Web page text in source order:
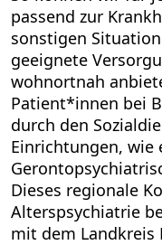
passend zur
sonstigen
geeignete
wohnortnah
Patient*innen bei
durch den
Einrichtungen, wie
Dieses regionale
Alterspsychiatrie
mit dem Landkreis